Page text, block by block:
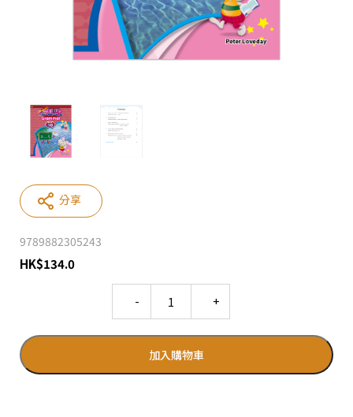
9789882305243
HK$134.0
加入購物車
分享